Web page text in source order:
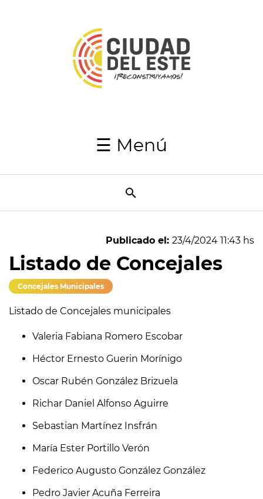
☰ Menú
telefónico
Publicado el: 23/4/2024 11:43 hs
Listado de Concejales
Concejales Municipales
Listado de Concejales municipales
Valeria Fabiana Romero Escobar
Héctor Ernesto Guerin Morínigo
Oscar Rubén González Brizuela
Richar Daniel Alfonso Aguirre
Sebastian Martínez Insfrán
María Ester Portillo Verón
Federico Augusto González González
Pedro Javier Acuña Ferreira